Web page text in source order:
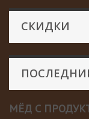
СКИДКИ
МЁД С